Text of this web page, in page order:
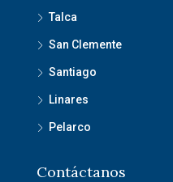
Talca
San Clemente
Santiago
Linares
Pelarco
Contáctanos